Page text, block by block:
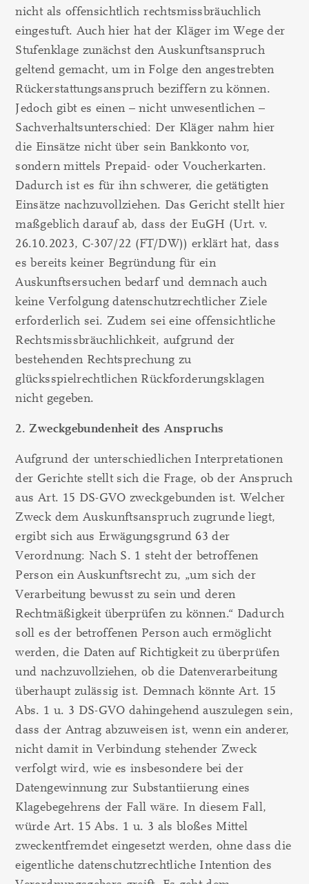
nicht als offensichtlich rechtsmissbräuchlich
eingestuft. Auch hier hat der Kläger im Wege der
Stufenklage zunächst den Auskunftsanspruch
geltend gemacht, um in Folge den angestrebten
Rückerstattungsanspruch beziffern zu können.
Jedoch gibt es einen – nicht unwesentlichen –
Sachverhaltsunterschied: Der Kläger nahm hier
die Einsätze nicht über sein Bankkonto vor,
sondern mittels Prepaid- oder Voucherkarten.
Dadurch ist es für ihn schwerer, die getätigten
Einsätze nachzuvollziehen. Das Gericht stellt hier
maßgeblich darauf ab, dass der EuGH (Urt. v.
26.10.2023, C-307/22 (FT/DW)) erklärt hat, dass
es bereits keiner Begründung für ein
Auskunftsersuchen bedarf und demnach auch
keine Verfolgung datenschutzrechtlicher Ziele
erforderlich sei. Zudem sei eine offensichtliche
Rechtsmissbräuchlichkeit, aufgrund der
bestehenden Rechtsprechung zu
glücksspielrechtlichen Rückforderungsklagen
nicht gegeben.
2. Zweckgebundenheit des Anspruchs
Aufgrund der unterschiedlichen Interpretationen
der Gerichte stellt sich die Frage, ob der Anspruch
aus Art. 15 DS-GVO zweckgebunden ist. Welcher
Zweck dem Auskunftsanspruch zugrunde liegt,
ergibt sich aus Erwägungsgrund 63 der
Verordnung: Nach S. 1 steht der betroffenen
Person ein Auskunftsrecht zu, „um sich der
Verarbeitung bewusst zu sein und deren
Rechtmäßigkeit überprüfen zu können.“ Dadurch
soll es der betroffenen Person auch ermöglicht
werden, die Daten auf Richtigkeit zu überprüfen
und nachzuvollziehen, ob die Datenverarbeitung
überhaupt zulässig ist. Demnach könnte Art. 15
Abs. 1 u. 3 DS-GVO dahingehend auszulegen sein,
dass der Antrag abzuweisen ist, wenn ein anderer,
nicht damit in Verbindung stehender Zweck
verfolgt wird, wie es insbesondere bei der
Datengewinnung zur Substantiierung eines
Klagebegehrens der Fall wäre. In diesem Fall,
würde Art. 15 Abs. 1 u. 3 als bloßes Mittel
zweckentfremdet eingesetzt werden, ohne dass die
eigentliche datenschutzrechtliche Intention des